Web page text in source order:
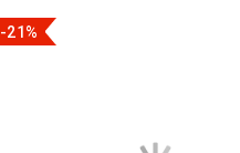
-21%